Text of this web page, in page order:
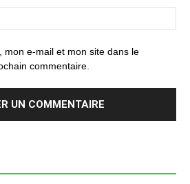
mon e-mail et mon site dans le
commentaire.